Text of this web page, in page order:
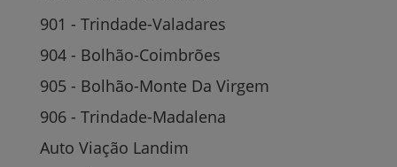
901 - Trindade-Valadares
904 - Bolhão-Coimbrões
905 - Bolhão-Monte Da Virgem
906 - Trindade-Madalena
Auto Viação Landim